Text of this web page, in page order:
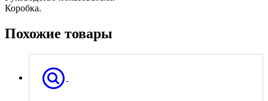
Коробка.
Похожие товары